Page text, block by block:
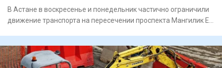
В Астане в воскресенье и понедельник частично ограничили
движение транспорта на пересечении проспекта Мангилик Ел